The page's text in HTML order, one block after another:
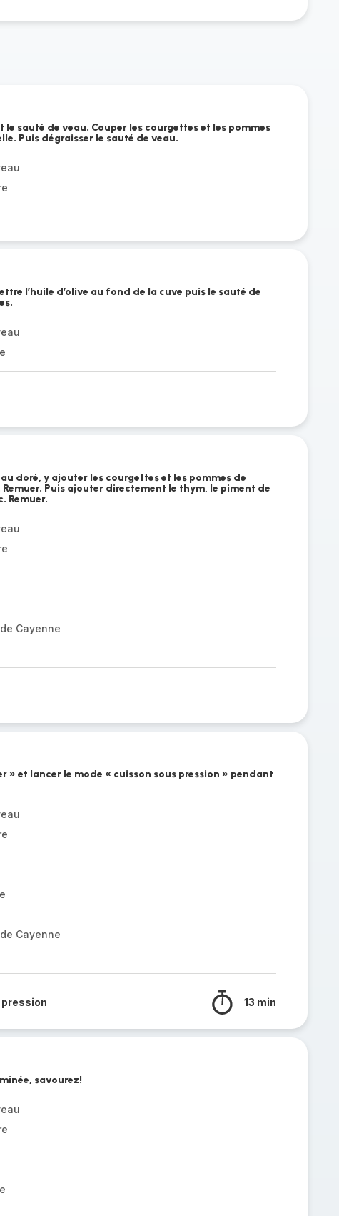
le sauté de veau. Couper les courgettes et les pommes
Puis dégraisser le sauté de veau.
l’huile d’olive au fond de la cuve puis le sauté de
doré, y ajouter les courgettes et les pommes de
Puis ajouter directement le thym, le piment de
Remuer.
Cayenne
» et lancer le mode « cuisson sous pression » pendant
Cayenne
13 min
savourez!